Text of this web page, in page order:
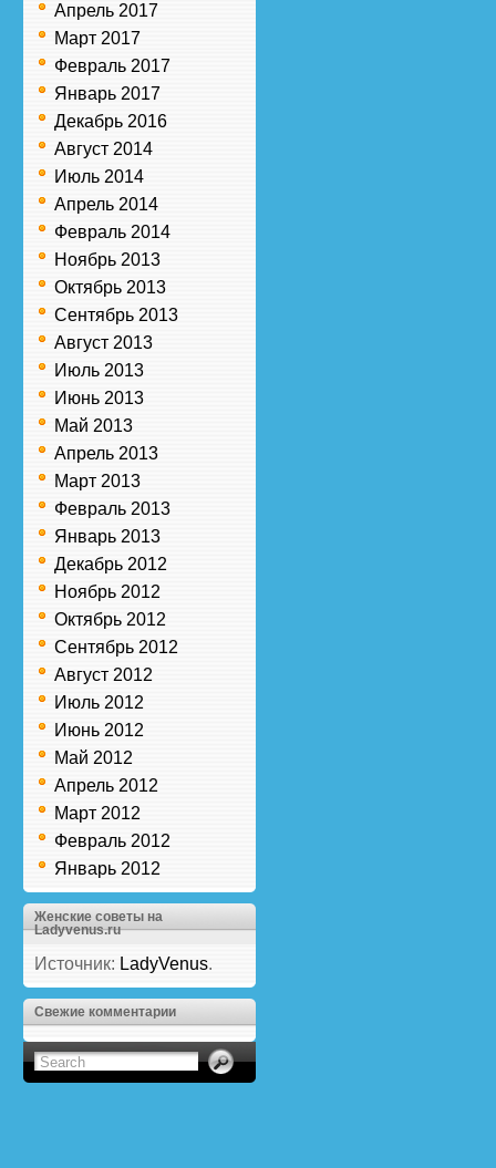
Апрель 2017
Март 2017
Февраль 2017
Январь 2017
Декабрь 2016
Август 2014
Июль 2014
Апрель 2014
Февраль 2014
Ноябрь 2013
Октябрь 2013
Сентябрь 2013
Август 2013
Июль 2013
Июнь 2013
Май 2013
Апрель 2013
Март 2013
Февраль 2013
Январь 2013
Декабрь 2012
Ноябрь 2012
Октябрь 2012
Сентябрь 2012
Август 2012
Июль 2012
Июнь 2012
Май 2012
Апрель 2012
Март 2012
Февраль 2012
Январь 2012
Женские советы на
Ladyvenus.ru
Источник: LadyVenus.
Свежие комментарии